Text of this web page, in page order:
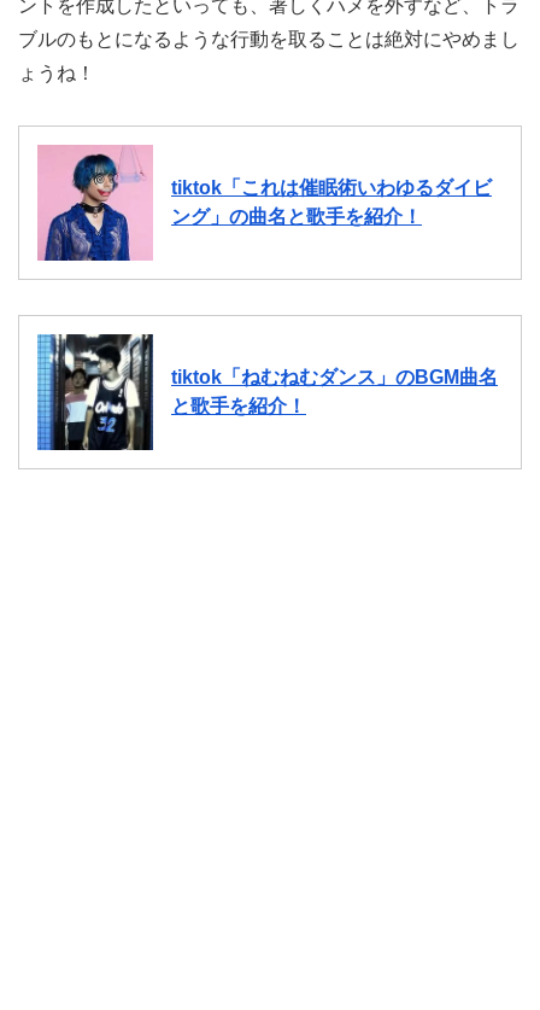
ントを作成したといっても、著しくハメを外すなど、トラ
ブルのもとになるような行動を取ることは絶対にやめまし
ょうね！
tiktok「これは催眠術いわゆるダイビ
ング」の曲名と歌手を紹介！
tiktok「ねむねむダンス」のBGM曲名
と歌手を紹介！